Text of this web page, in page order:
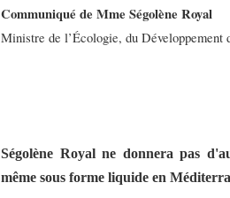
Communiqué de Mme Ségolène Royal
Ministre de l’Écologie, du Développement
Ségolène Royalne donnera pas
même sous forme liquide en